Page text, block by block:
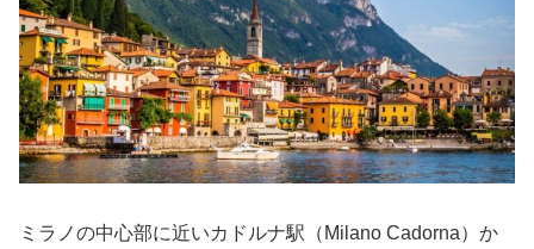
ミラノの中心部に近いカドルナ駅（Milano Cadorna）か